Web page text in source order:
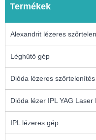
Termékek
Alexandrit lézeres
Léghűtő gép
Dióda lézeres szőrtelenítés
Dióda lézer IPL YAG Laser
IPL lézeres gép